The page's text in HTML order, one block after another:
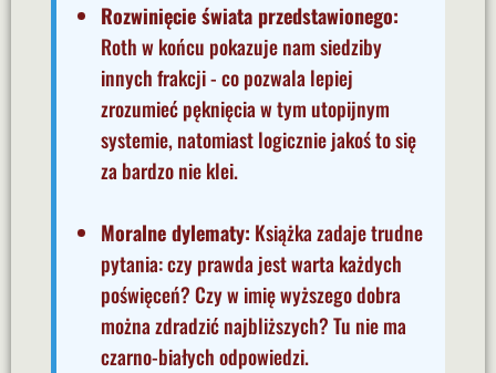
Rozwinięcie świata przedstawionego:
Roth w końcu pokazuje nam siedziby
innych frakcji - co pozwala lepiej
zrozumieć pęknięcia w tym utopijnym
systemie, natomiast logicznie jakoś to się
za bardzo nie klei.
Moralne dylematy: Książka zadaje trudne
pytania: czy prawda jest warta każdych
poświęceń? Czy w imię wyższego dobra
można zdradzić najbliższych? Tu nie ma
czarno-białych odpowiedzi.